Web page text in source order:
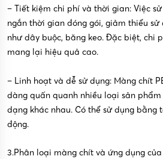
– Tiết kiệm chi phí và thời gian: Việc
ngắn thời gian đóng gói, giảm thiểu
như dây buộc, băng keo. Đặc biệt, chi
mang lại hiệu quả cao.
– Linh hoạt và dễ sử dụng: Màng chít
dàng quấn quanh nhiều loại sản
dạng khác nhau. Có thể sử dụng bằng
động.
3.Phân loại màng chít và ứng dụng